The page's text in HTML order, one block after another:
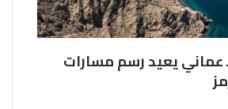
عماني يعيد رسم مسارات